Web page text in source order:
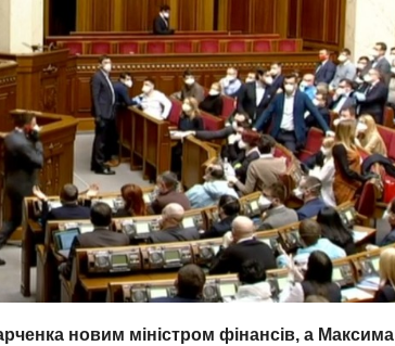
новим міністром фінансів, а Максима